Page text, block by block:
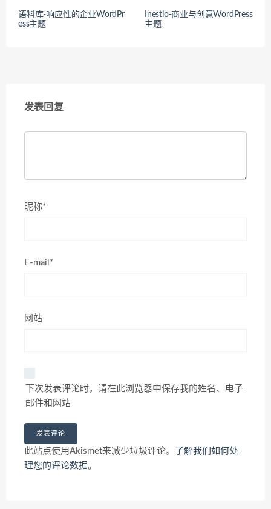
语料库-响应性的企业WordPr
ess主题
Inestio-商业与创意WordPress
主题
发表回复
昵称*
E-mail*
网站
下次发表评论时，请在此浏览器中保存我的姓名、电子
邮件和网站
此站点使用Akismet来减少垃圾评论。
了解我们如何处
理您的评论数据。